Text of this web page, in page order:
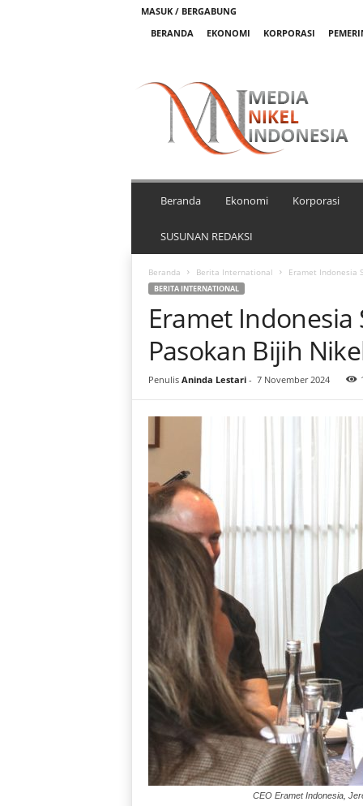
MASUK / BERGABUNG
BERANDA
EKONOMI KORPORASI
i
Beranda Ekonomi Korporasi
SUSUNAN REDAKSI
Beranda Berita International Eramet Indonesia
BERITA INTERNATIONAL
Eramet
Pasokan Bijih
Penulis Aninda Lestari- 7 November 2024
CEO Eramet Indonesia,